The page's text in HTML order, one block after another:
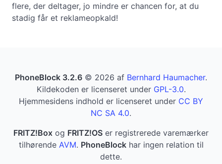
flere, der deltager, jo mindre er chancen for, at du
stadig får et reklameopkald!
PhoneBlock 3.2.6 © 2026 af Bernhard Haumacher.
Kildekoden er licenseret under GPL-3.0.
Hjemmesidens indhold er licenseret under CC BY
NC SA 4.0.
FRITZ!Box og FRITZ!OS er registrerede varemærker
tilhørende AVM. PhoneBlockhar ingen relation til
dette.